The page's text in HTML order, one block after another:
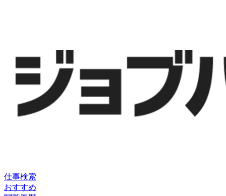
仕事検索
おすすめ